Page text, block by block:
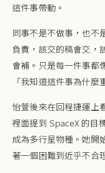
這件事帶動。
同事不是不做事，也不
負責，該交的稿會交，
會補。只是每一件事都
「我知道這件事為什麼
怡萱後來在回程捷運上
裡面提到 SpaceX 的目
成為多行星物種。她開
著一個困難到近乎不合